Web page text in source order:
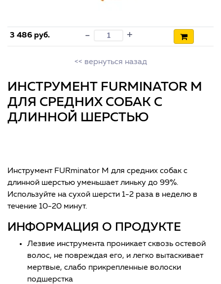
3 486 руб. - +
<< вернуться назад
ИНСТРУМЕНТ FURMINATOR M
ДЛЯ СРЕДНИХ СОБАК С
ДЛИННОЙ ШЕРСТЬЮ
Инструмент FURminator M для средних собак с
длинной шерстью уменьшает линьку до 99%.
Используйте на сухой шерсти 1-2 раза в неделю в
течение 10-20 минут.
ИНФОРМАЦИЯ О ПРОДУКТЕ
Лезвие инструмента проникает сквозь остевой
волос, не повреждая его, и легко вытаскивает
мертвые, слабо прикрепленные волоски
подшерстка